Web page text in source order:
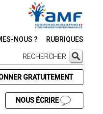
NOUS ? RUBRIQUES
RECHERCHER
GRATUITEMENT
NOUS ÉCRIRE